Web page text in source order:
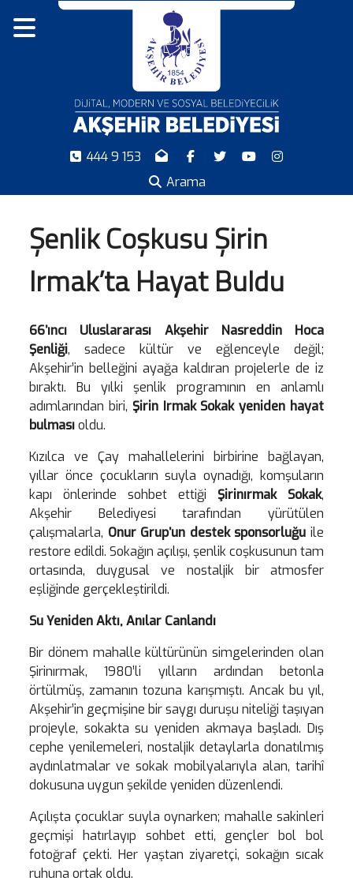
444 9 153
Arama
Şenlik Coşkusu Şirin
Irmak’ta Hayat Buldu
66’ıncı Uluslararası Akşehir Nasreddin Hoca
Şenliği, sadece kültür ve eğlenceyle değil;
Akşehir’in belleğini ayağa kaldıran projelerle de iz
bıraktı. Bu yılki şenlik programının en anlamlı
adımlarından biri, Şirin Irmak Sokak yeniden hayat
bulmasıoldu.
Kızılca ve Çay mahallelerini birbirine bağlayan,
yıllar önce çocukların suyla oynadığı, komşuların
kapı önlerinde sohbet ettiği Şirinırmak Sokak,
Akşehir Belediyesi tarafından yürütülen
çalışmalarla, Onur Grup’un destek sponsorluğu ile
restore edildi. Sokağın açılışı, şenlik coşkusunun tam
ortasında, duygusal ve nostaljik bir atmosfer
eşliğinde gerçekleştirildi.
Su Yeniden Aktı, Anılar Canlandı
Bir dönem mahalle kültürünün simgelerinden olan
Şirinırmak, 1980’li yılların ardından betonla
örtülmüş, zamanın tozuna karışmıştı. Ancak bu yıl,
Akşehir’in geçmişine bir saygı duruşu niteliği taşıyan
projeyle, sokakta su yeniden akmaya başladı. Dış
cephe yenilemeleri, nostaljik detaylarla donatılmış
aydınlatmalar ve sokak mobilyalarıyla alan, tarihî
dokusuna uygun şekilde yeniden düzenlendi.
Açılışta çocuklar suyla oynarken; mahalle sakinleri
geçmişi hatırlayıp sohbet etti, gençler bol bol
fotoğraf çekti. Her yaştan ziyaretçi, sokağın sıcak
ruhuna ortak oldu.